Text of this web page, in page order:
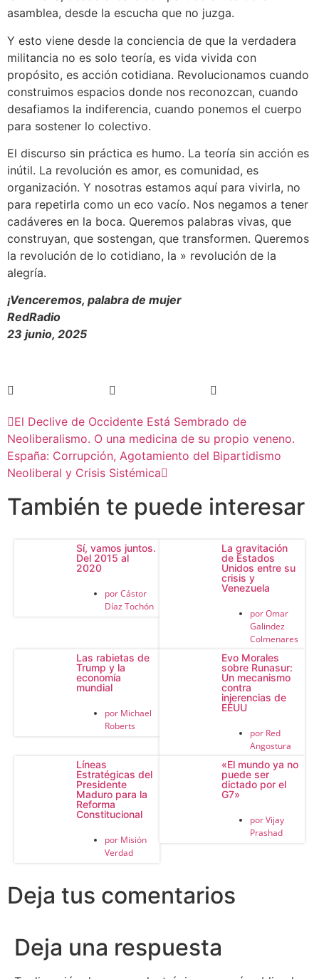
asamblea, desde la escucha que no juzga.
Y esto viene desde la conciencia de que la verdadera
militancia no es solo teoría, es vida vivida con
propósito, es acción cotidiana. Revolucionamos cuando
construimos espacios donde nos reconozcan, cuando
desafiamos la indiferencia, cuando ponemos el cuerpo
para sostener lo colectivo.
El discurso sin práctica es humo. La teoría sin acción es
inútil. La revolución es amor, es comunidad, es
organización. Y nosotras estamos aquí para vivirla, no
para repetirla como un eco vacío. Nos negamos a tener
cadáveres en la boca. Queremos palabras vivas, que
construyan, que sostengan, que transformen. Queremos
la revolución de lo cotidiano, la » revolución de la
alegría.
¡Venceremos, palabra de mujer
RedRadio
23 junio, 2025
El Declive de Occidente Está Sembrado de
Neoliberalismo. O una medicina de su propio veneno.
España: Corrupción, Agotamiento del Bipartidismo
Neoliberal y Crisis Sistémica
También te puede interesar
Sí, vamos juntos.
Del 2015 al
2020
porCástor
Díaz Tochón
La gravitación
de Estados
Unidos entre su
crisis y
Venezuela
porOmar
Galindez
Colmenares
Las rabietas de
Trump y la
economía
mundial
porMichael
Roberts
Evo Morales
sobre Runasur:
Un mecanismo
contra
injerencias de
EEUU
porRed
Angostura
Líneas
Estratégicas del
Presidente
Maduro para la
Reforma
Constitucional
porMisión
Verdad
«El mundo ya no
puede ser
dictado por el
G7»
porVijay
Prashad
Deja tus comentarios
Deja una respuesta